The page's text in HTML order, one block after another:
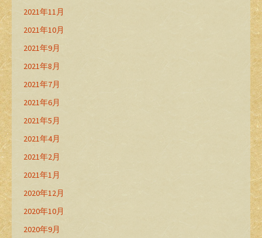
2021年11月
2021年10月
2021年9月
2021年8月
2021年7月
2021年6月
2021年5月
2021年4月
2021年2月
2021年1月
2020年12月
2020年10月
2020年9月